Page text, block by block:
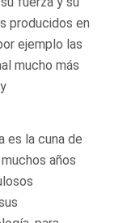
producidos en
ejemplo las
mucho más
es la cuna de
años